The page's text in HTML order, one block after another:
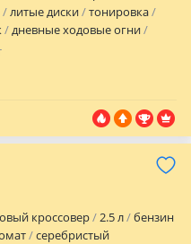
литые диски
тонировка
дневные ходовые огни
иммобилайзер
доступ полный
мультируль
кроссовер 2.5 л
бензин
серебристый